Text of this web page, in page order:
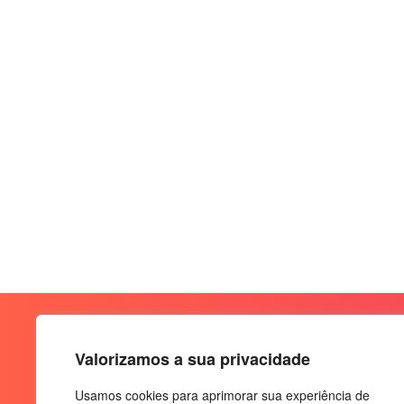
Valorizamos a sua privacidade
Usamos cookies para aprimorar sua experiência de